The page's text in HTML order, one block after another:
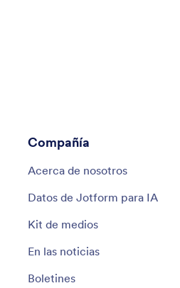
Compañía
Acerca de nosotros
Datos de Jotform para IA
Kit de medios
En las noticias
Boletines